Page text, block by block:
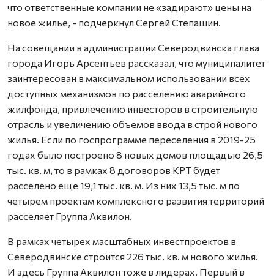
что ответственные компании не «задирают» цены на
новое жилье, - подчеркнул Сергей Степашин.
На совещании в администрации Северодвинска глава
города Игорь Арсентьев рассказал, что муниципалитет
заинтересован в максимальном использовании всех
доступных механизмов по расселению аварийного
жилфонда, привлечению инвесторов в строительную
отрасль и увеличению объемов ввода в строй нового
жилья. Если по госпрограмме переселения в 2019-25
годах было построено 8 новых домов площадью 26,5
тыс. кв. м, то в рамках 8 договоров КРТ будет
расселено еще 19,1 тыс. кв. м. Из них 13,5 тыс. м по
четырем проектам комплексного развития территорий
расселяет Группа Аквилон.
В рамках четырех масштабных инвестпроектов в
Северодвинске строится 226 тыс. кв. м нового жилья.
И здесь Группа Аквилон тоже в лидерах. Первый в